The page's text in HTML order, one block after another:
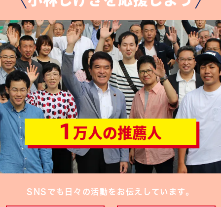
1 万人の推薦人
SNSでも日々の活動をお伝えしています。